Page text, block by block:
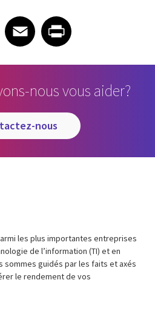
Facebook
Share on EmailEmailShare on Print
nous vous aider?
nous
les plus importantes entreprises
de l’information (TI) et en
sommes guidés par les faits et axés
le rendement de vos